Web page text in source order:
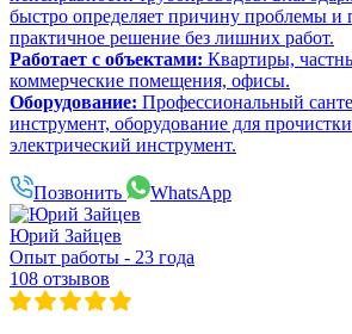
быстро определяет причину проблемы и
практичное решение без лишних работ.
Работает с объектами: Квартиры,
коммерческие помещения, офисы.
Оборудование: Профессиональный
инструмент, оборудование для
электрический инструмент.
Позвонить WhatsApp
Юрий Зайцев
Опыт работы - 23 года
108 отзывов